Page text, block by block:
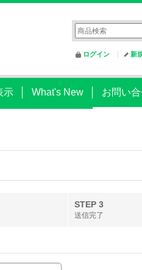
ログイン 新
示 What's New お問い
STEP 3
送信完了